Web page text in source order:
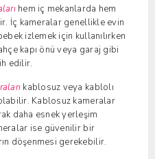
hem iç mekanlarda hem
İç kameralar genellikle evin
izlemek için kullanılırken
kapı önü veya garaj gibi
edilir.
kablosuz veya kablolı
Kablosuz kameralar
daha esnek yerleşim
ise güvenilir bir
döşenmesi gerekebilir.